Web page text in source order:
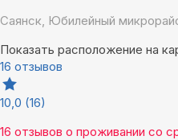
Саянск, Юбилейный
Показать расположение на
16 отзывов
10,0 (16)
16 отзывов о проживании со